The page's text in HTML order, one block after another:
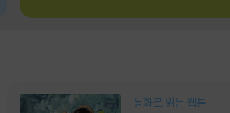
동화로 읽는 웹툰